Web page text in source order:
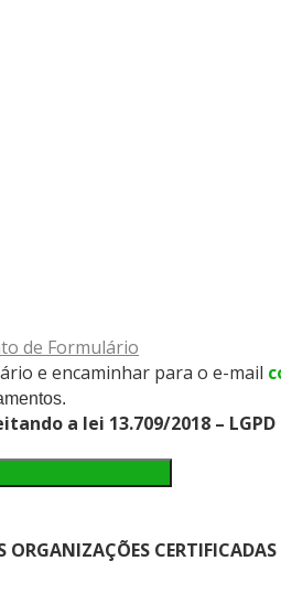
de Formulário
e encaminhar para o e-mail
a lei 13.709/2018 – LGPD